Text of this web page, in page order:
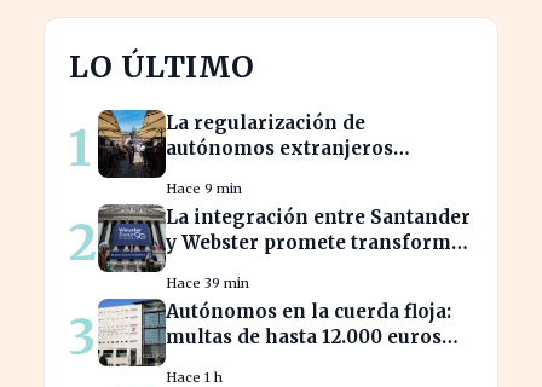
LO ÚLTIMO
1
La regularización de
autónomos extranjeros
empleo turístico
Hace 9 min
2
La integración entre Santander
y Webster promete transformar
Hace 39 min
3
Autónomos en la cuerda floja:
multas de hasta 12.000 euros
Hace 1 h